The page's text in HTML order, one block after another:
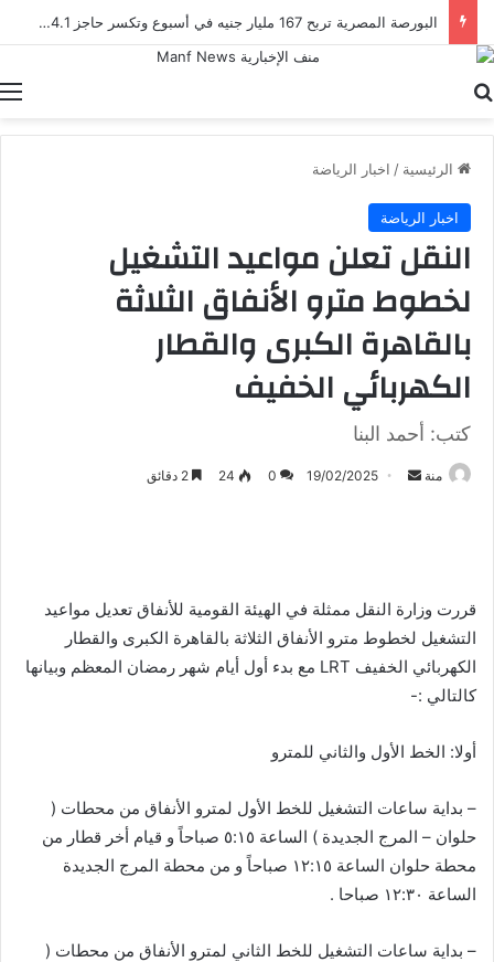
البورصة المصرية تربح 167 مليار جنيه في أسبوع وتكسر حاجز 4.1 تريليون جنيه للمرة الأولى
الرئيسية / اخبار الرياضة
اخبار الرياضة
النقل تعلن مواعيد التشغيل
لخطوط مترو الأنفاق الثلاثة
بالقاهرة الكبرى والقطار
الكهربائي الخفيف
كتب: أحمد البنا
منة
أرسل 19/02/2025
0
24
قررت وزارة النقل ممثلة في الهيئة القومية للأنفاق تعديل مواعيد
التشغيل لخطوط مترو الأنفاق الثلاثة بالقاهرة الكبرى والقطار
الكهربائي الخفيف LRT مع بدء أول أيام شهر رمضان المعظم وبيانها
كالتالي :-
أولا: الخط الأول والثاني للمترو
– بداية ساعات التشغيل للخط الأول لمترو الأنفاق من محطات (
حلوان – المرج الجديدة ) الساعة ٥:١٥ صباحاً و قيام أخر قطار من
محطة حلوان الساعة ١٢:١٥ صباحاً و من محطة المرج الجديدة
الساعة ١٢:٣٠ صباحا .
– بداية ساعات التشغيل للخط الثاني لمترو الأنفاق من محطات (